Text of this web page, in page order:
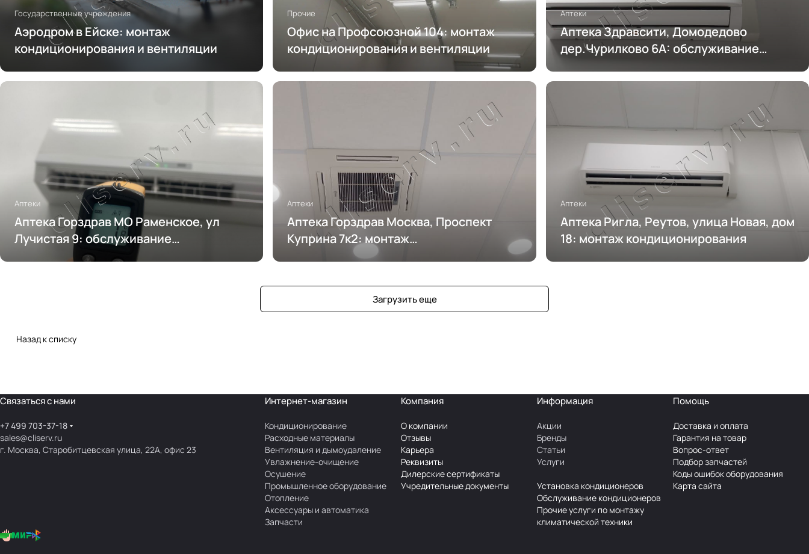
Государственные учреждения
Аэродром в Ейске: монтаж
кондиционирования и вентиляции
Прочие
Офис на Профсоюзной 104: монтаж
кондиционирования и вентиляции
Аптеки
Аптека Здравсити, Домодедово
дер.Чурилково 6А: обслуживание
Аптеки
Аптека Горздрав МО Раменское, ул
Лучистая 9: обслуживание
кондиционирования
Аптеки
Аптека Горздрав Москва, Проспект
Куприна 7к2: монтаж
кондиционирования
Аптеки
Аптека Ригла, Реутов, улица Новая, дом
18: монтаж кондиционирования
Загрузить еще
Назад к списку
Связаться с нами
+7 499 703-37-18
sales@cliserv.ru
г. Москва, Старобитцевская улица, 22А, офис 23
Интернет-магазин
Кондиционирование
Расходные материалы
Вентиляция и дымоудаление
Увлажнение-очищение
Осушение
Промышленное оборудование
Отопление
Аксессуары и автоматика
Запчасти
Компания
О компании
Отзывы
Карьера
Реквизиты
Дилерские сертификаты
Учредительные документы
Информация
Акции
Бренды
Статьи
Услуги
Установка кондиционеров
Обслуживание кондиционеров
Прочие услуги по монтажу
климатической техники
Помощь
Доставка и оплата
Гарантия на товар
Вопрос-ответ
Подбор запчастей
Коды ошибок оборудования
Карта сайта